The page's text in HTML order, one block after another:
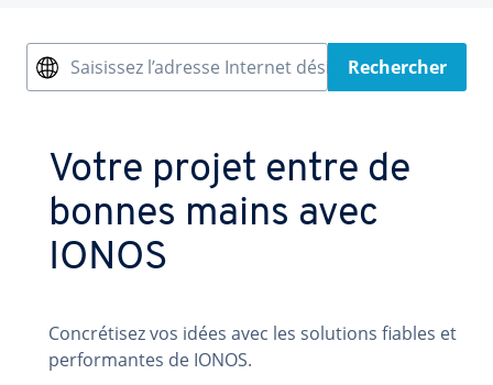
Saisissez l’adresse Internet désiréeRechercher
Votre projet entre de
bonnes mains avec
IONOS
Concrétisez vos idées avec les solutions fiables et
performantes de IONOS.